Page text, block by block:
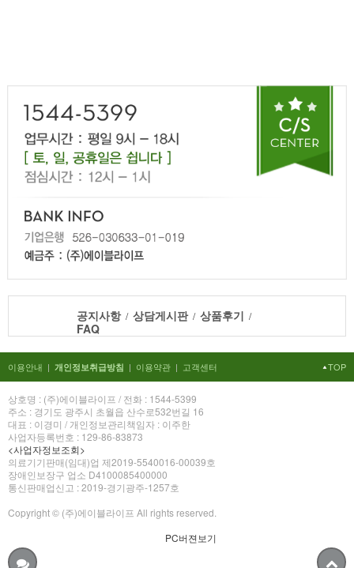
공지사항/ 상담게시판/ 상품후기 /
FAQ
이용안내 | 개인정보취급방침 | 이용약관 | 고객센터 TOP
상호명 : (주)에이블라이프 / 전화 : 1544-5399
주소 : 경기도 광주시 초월읍 산수로532번길 16
대표 : 이경미 / 개인정보관리책임자 : 이주한
사업자등록번호 : 129-86-83873
<사업자정보조회>
의료기기판매(임대)업 제2019-5540016-00039호
장애인보장구 업소 D4100085400000
통신판매업신고 : 2019-경기광주-1257호
Copyright © (주)에이블라이프 All rights reserved.
PC버젼보기